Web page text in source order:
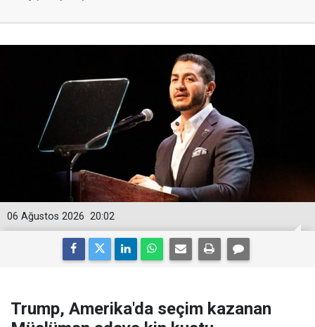
20:02
06 Ağustos 2026
Trump, Amerika'da seçim kazanan